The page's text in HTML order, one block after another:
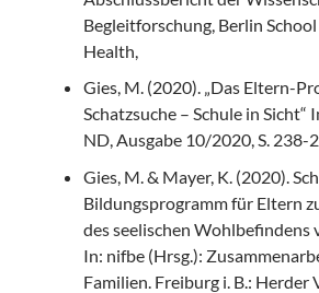
Begleitforschung, Berlin
Health,
Gies, M. (2020). „Das Eltern-
Schatzsuche – Schule in Sicht“
ND, Ausgabe 10/2020, S. 238-
Gies, M. & Mayer, K. (2020).
Bildungsprogramm für Eltern
des seelischen Wohlbefindens
In: nifbe (Hrsg.):
Familien. Freiburg i. B.: Herder